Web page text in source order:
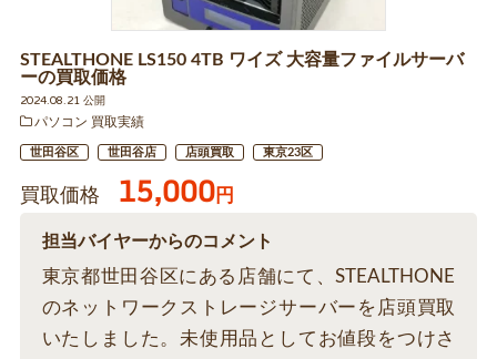
STEALTHONE LS150 4TB ワイズ 大容量ファイルサーバ
ーの買取価格
2024.08.21 公開
パソコン 買取実績
世田谷区 世田谷店 店頭買取 東京23区
買取価格 15,000円
担当バイヤーからのコメント
東京都世田谷区にある店舗にて、STEALTHONE
のネットワークストレージサーバーを店頭買取
いたしました。未使用品としてお値段をつけさ